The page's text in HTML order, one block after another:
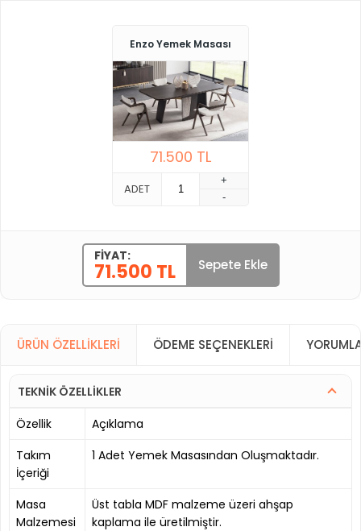
Enzo Yemek Masası
71.500 TL
ADET
+
-
FIYAT:
71.500 TL Sepete Ekle
ÜRÜN ÖZELLIKLERI ÖDEME SEÇENEKLERI
TEKNİK ÖZELLİKLER
Özellik
Açıklama
Takım
İçeriği
1 Adet Yemek Masasından Oluşmaktadır.
Masa
Malzemesi
Üst tabla MDF malzeme üzeri ahşap
kaplama ile üretilmiştir.